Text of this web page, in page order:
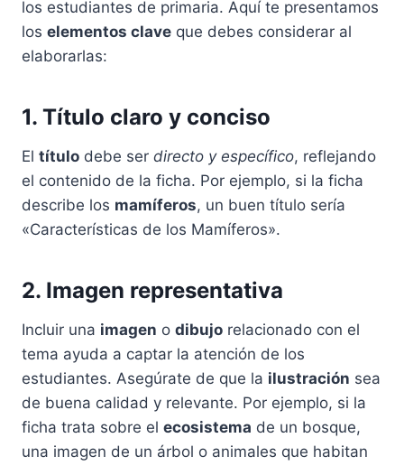
los estudiantes de primaria. Aquí te presentamos
los elementos clave que debes considerar al
elaborarlas:
1. Título claro y conciso
El título debe ser directo y específico, reflejando
el contenido de la ficha. Por ejemplo, si la ficha
describe los mamíferos, un buen título sería
«Características de los Mamíferos».
2. Imagen representativa
Incluir una imagen o dibujo relacionado con el
tema ayuda a captar la atención de los
estudiantes. Asegúrate de que la ilustración sea
de buena calidad y relevante. Por ejemplo, si la
ficha trata sobre el ecosistema de un bosque,
una imagen de un árbol o animales que habitan